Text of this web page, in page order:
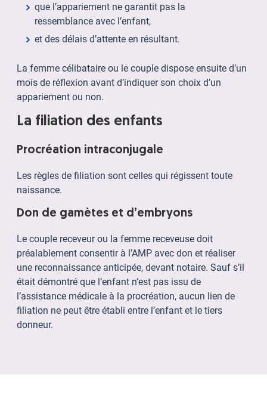
que l’appariement ne garantit pas la
ressemblance avec l’enfant,
et des délais d’attente en résultant.
La femme célibataire ou le couple dispose ensuite d’un
mois de réflexion avant d’indiquer son choix d’un
appariement ou non.
La filiation des enfants
Procréation intraconjugale
Les règles de filiation sont celles qui régissent toute
naissance.
Don de gamètes et d’embryons
Le couple receveur ou la femme receveuse doit
préalablement consentir à l’AMP avec don et réaliser
une reconnaissance anticipée, devant notaire. Sauf s’il
était démontré que l’enfant n’est pas issu de
l’assistance médicale à la procréation, aucun lien de
filiation ne peut être établi entre l’enfant et le tiers
donneur.